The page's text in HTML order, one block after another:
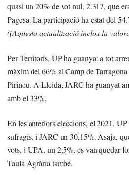
quasi un 20% de vot nul, 2.317, que
Pagesa. La participació ha estat del
((Aquesta actualització inclou la
Per Territoris, UP ha guanyat a tot
màxim del 66% al Camp de
Pirineu. A Lleida, JARC ha guanyat
amb el 33%.
En les anteriors eleccions, el 2021,
sufragis, i JARC un 30,15%. Asaja,
vots, i UPA, un 2,5%, es van quedar
Taula Agrària també.